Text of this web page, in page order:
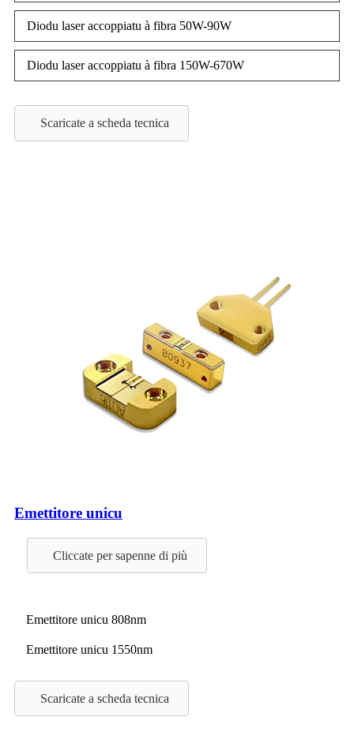
Diodu laser accoppiatu à fibra 50W-90W
Diodu laser accoppiatu à fibra 150W-670W
Scaricate a scheda tecnica
Emettitore unicu
Cliccate per sapenne di più
Emettitore unicu 808nm
Emettitore unicu 1550nm
Scaricate a scheda tecnica